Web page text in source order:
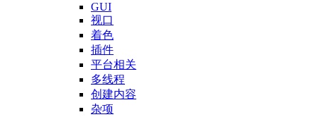
GUI
视口
着色
插件
平台相关
多线程
创建内容
杂项